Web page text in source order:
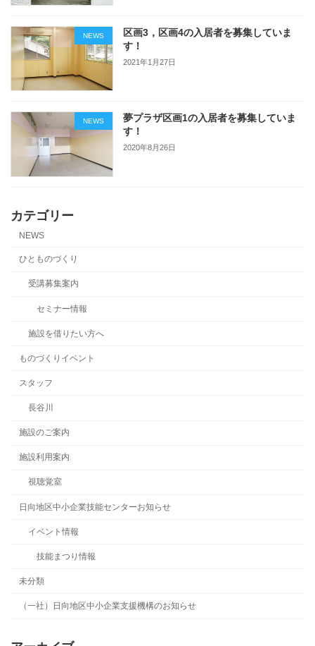
NEWS
区画3，区画4の入居者を募集していま
す！
2021年1月27日
NEWS
夢プラザ区画1の入居者を募集していま
す！
2020年8月26日
カテゴリー
NEWS
ひとものづくり
受講募集案内
セミナー情報
施設を借りたい方へ
ものづくりイベント
スタッフ
長谷川
施設のご案内
施設利用案内
視聴覚室
日向地区中小企業技能センターお知らせ
イベント情報
技能まつり情報
未分類
（一社）日向地区中小企業支援機構のお知らせ